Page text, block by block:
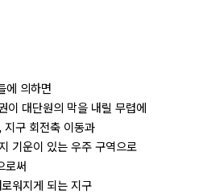
에 의하면
이 대단원의 막을 내릴 무렵에
지구 회전축 이동과
기운이 있는 우주 구역으로
로써
워지게 되는 지구